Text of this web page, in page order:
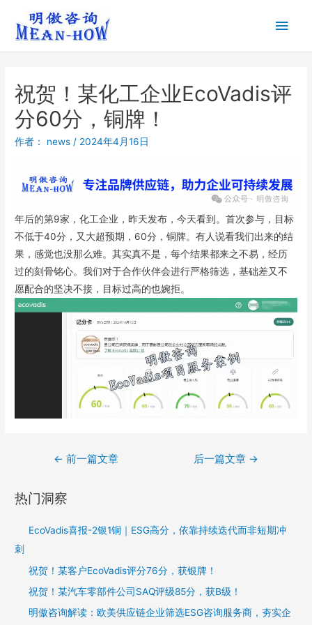
祝贺！某化工企业EcoVadis评
分60分，铜牌！
作者： news / 2024年4月16日
年后的第9家，化工企业，昨天发布，今天看到。首次参与，目标
不低于40分，又大超预期，60分，铜牌。有人说看我们出来的结
果，感觉也没那么难。其实真不是，每个结果都来之不易，经历
过的刻骨铭心。我们对于合作伙伴会进行严格筛选，基础差又不
愿配合的坚决不接，目标过高的也婉拒。
← 前一篇文章 后一篇文章 →
热门洞察
EcoVadis喜报-2银1铜｜ESG高分，依靠持续迭代而非短期冲
刺
祝贺！某客户EcoVadis评分76分，获银牌！
祝贺！某汽车零部件公司SAQ评级85分，获B级！
明傲咨询解读：欧美供应链企业筛选ESG咨询服务商，夯实企